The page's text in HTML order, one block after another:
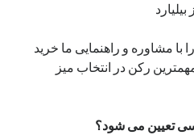
با مشاوره و راهنمایی ما خرید
رکن در انتخاب میز
تعیین می شود؟